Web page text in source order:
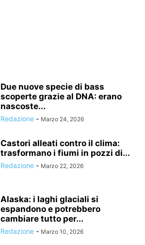
Due nuove specie di bass
scoperte grazie al DNA: erano
nascoste...
Redazione - Marzo 24, 2026
Castori alleati contro il clima:
trasformano i fiumi in pozzi di...
Redazione - Marzo 22, 2026
Alaska: i laghi glaciali si
espandono e potrebbero
cambiare tutto per...
Redazione - Marzo 10, 2026